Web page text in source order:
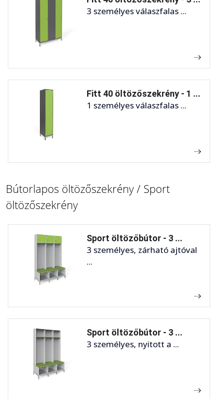
3 személyes válaszfalas ...
Fitt 40 öltözőszekrény - 1 ...
1 személyes válaszfalas ...
Bútorlapos öltözőszekrény / Sport
öltözőszekrény
Sport öltözőbútor - 3 ...
3 személyes, zárható ajtóval
...
Sport öltözőbútor - 3 ...
3 személyes, nyitott a ...